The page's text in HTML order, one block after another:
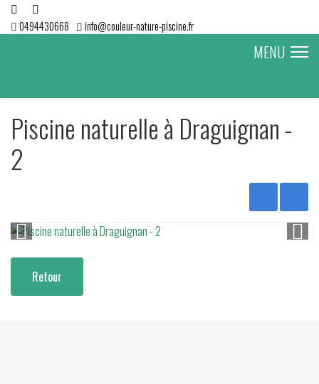
0494430668 info@couleur-nature-piscine.fr
MENU
Piscine naturelle à Draguignan -
2
Retour